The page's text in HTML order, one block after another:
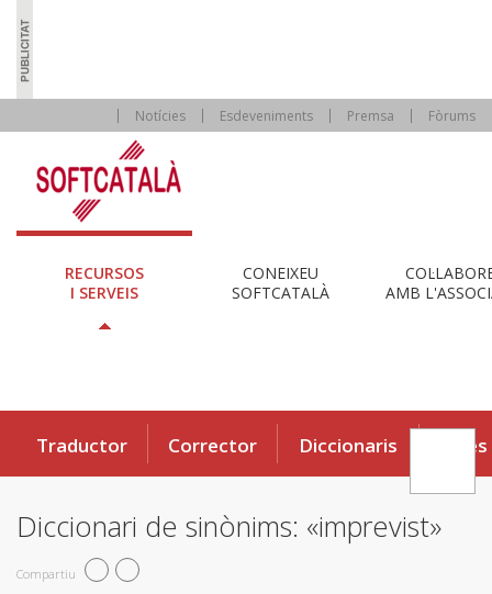
Notícies Esdeveniments Premsa Fòrums
RECURSOS
I SERVEIS
CONEIXEU
SOFTCATALÀ
AMB
Traductor Corrector Diccionaris Eines
Diccionari de sinònims: «imprevist»
Compartiu